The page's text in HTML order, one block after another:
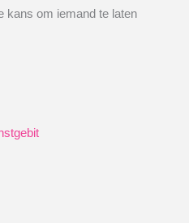
kans om iemand te laten